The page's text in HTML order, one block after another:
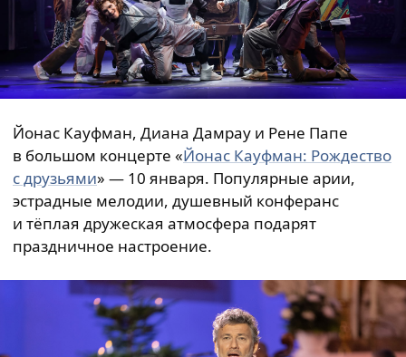
Йонас Кауфман, Диана Дамрау и Рене Папе
в большом концерте «Йонас Кауфман: Рождество
с друзьями» — 10 января. Популярные арии,
эстрадные мелодии, душевный конферанс
и тёплая дружеская атмосфера подарят
праздничное настроение.